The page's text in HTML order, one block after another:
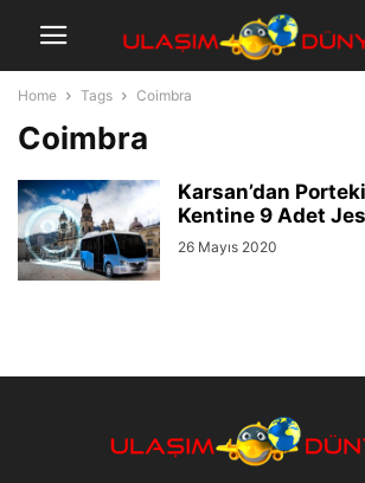
Home Tags Coimbra
Coimbra
Karsan’dan
Kentine 9 Adet
26 Mayıs 2020